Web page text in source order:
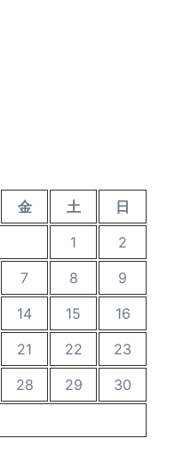
金 土
日
1
2
7 8
9
14 15
16
21 22
23
28 29
30